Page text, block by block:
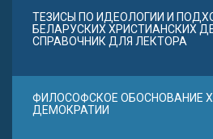
ТЕЗИСЫ ПО ИДЕОЛОГИИ И
БЕЛАРУСКИХ ХРИСТИАНСКИХ
СПРАВОЧНИК ДЛЯ ЛЕКТОРА
ФИЛОСОФСКОЕ ОБОСНОВАНИЕ
ДЕМОКРАТИИ